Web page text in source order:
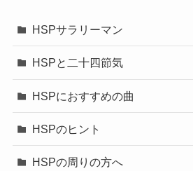
HSPサラリーマン
HSPと二十四節気
HSPにおすすめの曲
HSPのヒント
HSPの周りの方へ